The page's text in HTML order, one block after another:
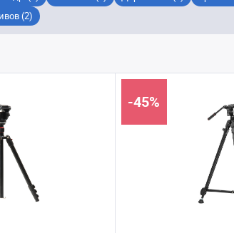
(2)
-45%